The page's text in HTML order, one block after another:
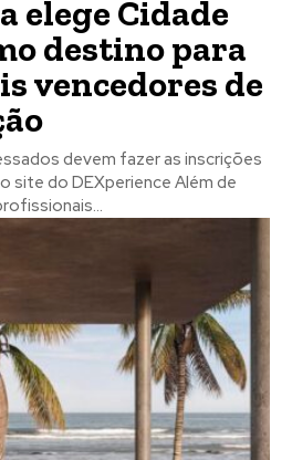
elege Cidade
destino para
vencedores de
devem fazer as inscrições
do DEXperience Além de